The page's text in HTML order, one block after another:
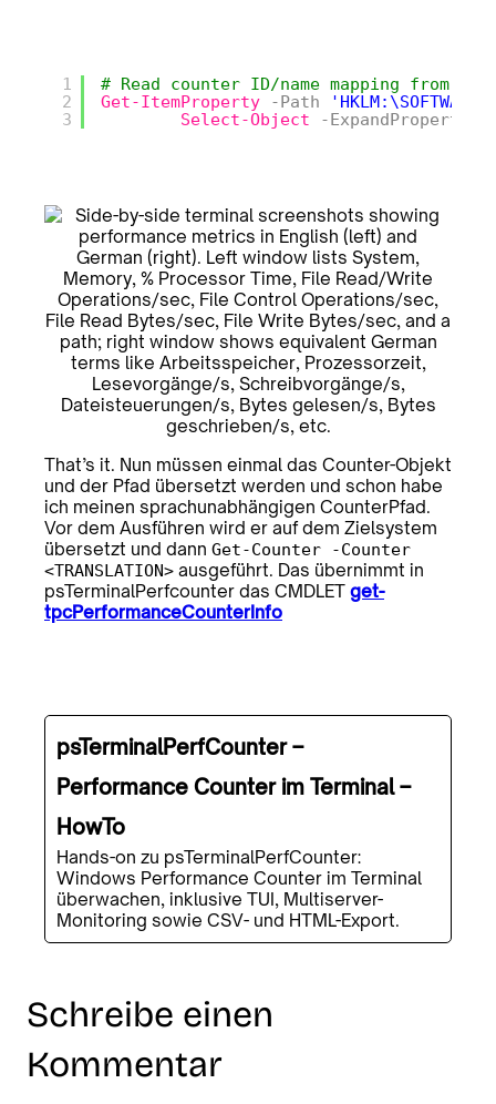
1
2
3
# Read counter ID/name mapping from
Get-ItemProperty
-Path
Select-Object
-ExpandProperty
That’s it. Nun müssen einmal das Counter-Objekt
und der Pfad übersetzt werden und schon habe
ich meinen sprachunabhängigen CounterPfad.
Vor dem Ausführen wird er auf dem Zielsystem
übersetzt und dann Get-Counter -Counter
<TRANSLATION> ausgeführt. Das übernimmt in
psTerminalPerfcounter das CMDLET get-
tpcPerformanceCounterInfo
psTerminalPerfCounter –
Performance Counter im Terminal –
HowTo
Hands-on zu psTerminalPerfCounter:
Windows Performance Counter im Terminal
überwachen, inklusive TUI, Multiserver-
Monitoring sowie CSV- und HTML-Export.
Schreibe einen
Kommentar